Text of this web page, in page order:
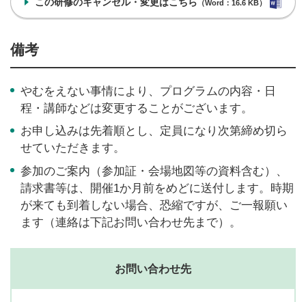
この研修のキャンセル・変更はこちら （Word：16.6 KB）
備考
やむをえない事情により、プログラムの内容・日
程・講師などは変更することがございます。
お申し込みは先着順とし、定員になり次第締め切ら
せていただきます。
参加のご案内（参加証・会場地図等の資料含む）、
請求書等は、開催1か月前をめどに送付します。時期
が来ても到着しない場合、恐縮ですが、ご一報願い
ます（連絡は下記お問い合わせ先まで）。
お問い合わせ先